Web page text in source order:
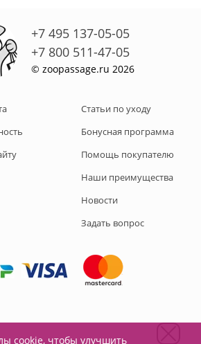
+7 495 137-05-05
+7 800 511-47-05
© zoopassage.ru 2026
Статьи по уходу
Бонусная программа
Помощь покупателю
Наши преимущества
Новости
Задать вопрос
cookie, чтобы улучшить